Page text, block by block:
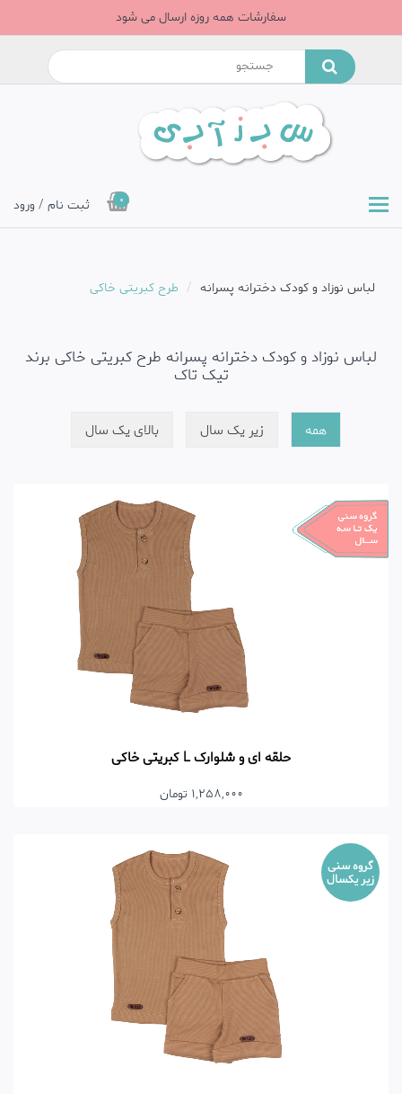
سفارشات همه روزه ارسال می شود
0 ثبت نام / ورود
لباس نوزاد و کودک دخترانه پسرانه طرح کبریتی خاکی
لباس نوزاد و کودک دخترانه پسرانه طرح کبریتی خاکی برند
تیک تاک
همه زیر یک سال بالای یک سال
حلقه ای و شلوارک L کبریتی خاکی
1,258,000 تومان
گروه سنی
زیر یکسال